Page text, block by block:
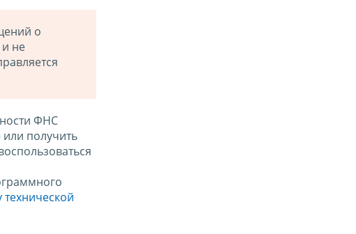
о
не
ФНС
получить
технической